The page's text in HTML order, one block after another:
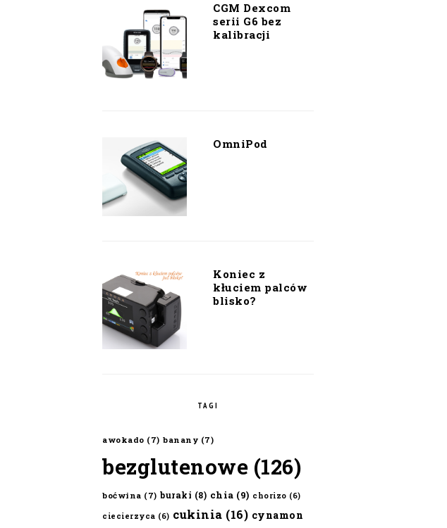
CGM Dexcom
serii G6 bez
kalibracji
OmniPod
Koniec z
kłuciem palców
blisko?
TAGI
awokado (7) banany (7)
bezglutenowe (126)
boćwina (7) buraki (8) chia (9) chorizo (6)
ciecierzyca (6) cukinia (16) cynamon